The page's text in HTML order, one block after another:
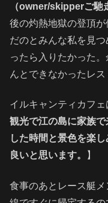
（owner/skipperご馳
後の灼熱地獄の登頂
だのとみんな私を見
ったら入りたかった
んとできなかったレス
イルキャンティカフェ
観光で江の島に家族
した時間と景色を楽
良いと思います。
】
食事のあとレース艇